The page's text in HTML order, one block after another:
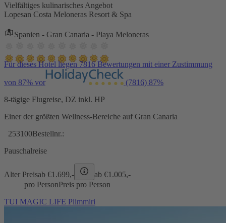
Vielfältiges kulinarisches Angebot
Lopesan Costa Meloneras Resort & Spa
Spanien - Gran Canaria - Playa Meloneras
Für dieses Hotel liegen 7816 Bewertungen mit einer Zustimmung
von 87% vor (7816) 87%
8-tägige Flugreise, DZ inkl. HP
Einer der größten Wellness-Bereiche auf Gran Canaria
253100Bestellnr.:
Pauschalreise
Alter Preisab €1.699,- ab €1.005,-
pro PersonPreis pro Person
TUI MAGIC LIFE Plimmiri